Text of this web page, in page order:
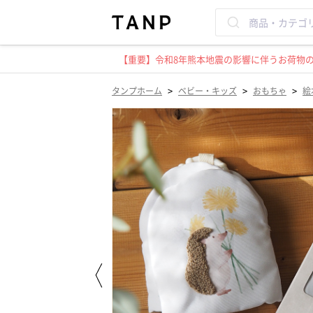
【重要】令和8年熊本地震の影響に伴うお荷
タンプホーム > ベビー・キッズ > おもちゃ > 絵